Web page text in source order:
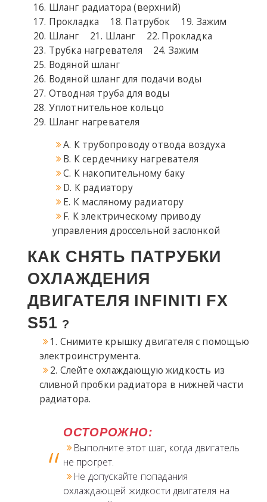
Шланг радиатора (верхний)
Прокладка
Патрубок
Зажим
Шланг
Шланг
Прокладка
Трубка нагревателя
Зажим
Водяной шланг
Водяной шланг для подачи воды
Отводная труба для воды
Уплотнительное кольцо
Шланг нагревателя
A. К трубопроводу отвода воздуха
B. К сердечнику нагревателя
C. К накопительному баку
D. К радиатору
E. К масляному радиатору
F. К электрическому приводу
управления дроссельной заслонкой
КАК СНЯТЬ ПАТРУБКИ
ОХЛАЖДЕНИЯ
ДВИГАТЕЛЯ INFINITI FX
S51 ?
1. Снимите крышку двигателя с помощью
электроинструмента.
2. Слейте охлаждающую жидкость из
сливной пробки радиатора в нижней части
радиатора.
ОСТОРОЖНО:
Выполните этот шаг, когда двигатель
не прогрет.
Не допускайте попадания
охлаждающей жидкости двигателя на